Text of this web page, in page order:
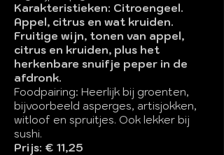
Karakteristieken: Citroengeel.
Appel, citrus en wat kruiden.
Fruitige wijn, tonen van appel,
citrus en kruiden, plus het
herkenbare snuifje peper in de
afdronk.
Foodpairing: Heerlijk bij groenten,
bijvoorbeeld asperges, artisjokken,
witloof en spruitjes. Ook lekker bij
sushi.
Prijs: € 11,25